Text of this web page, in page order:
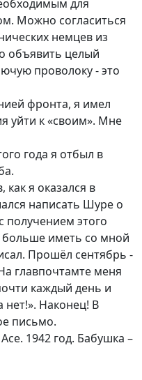
для
Можно согласиться
немцев из
объявить целый
проволоку - это
фронта, я имел
уйти к «своим». Мне
года я отбыл в
я оказался в
написать Шуре о
получением этого
иметь со мной
Прошёл сентябрь -
главпочтамте меня
каждый день и
нет!». Наконец! В
письмо.